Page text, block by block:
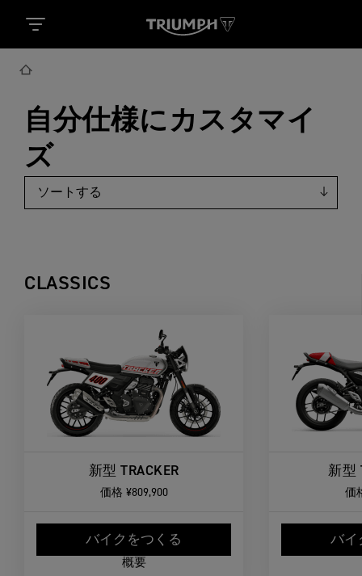
自分仕様にカスタマイ
ズ
CLASSICS
新型 TRACKER
価格 ¥809,900
バイクをつくる
概要
新型
価
バイ